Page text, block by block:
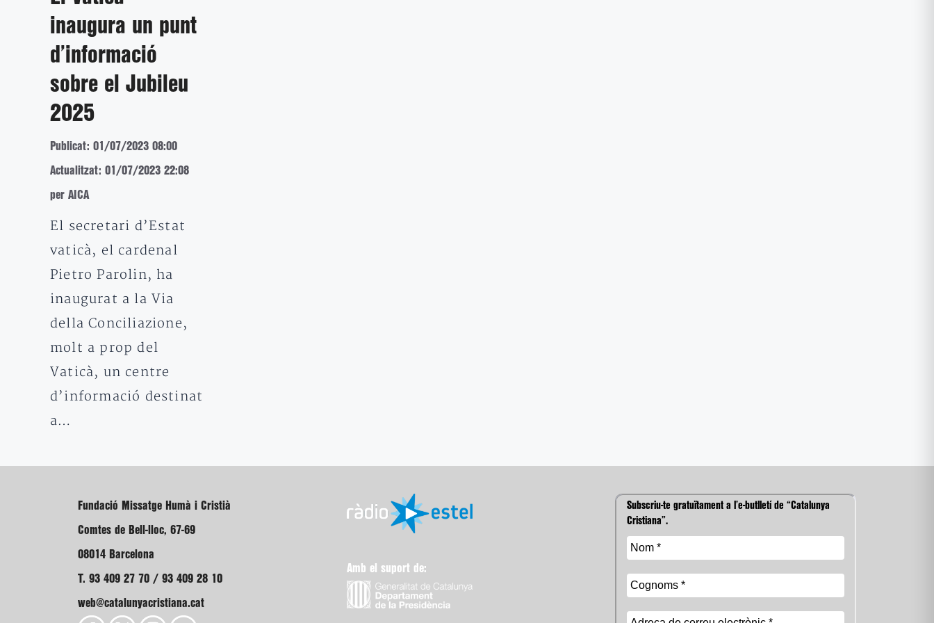
inaugura un punt
d’informació
sobre el Jubileu
2025
Publicat: 01/07/2023 08:00
Actualitzat: 01/07/2023 22:08
per AICA
El secretari d’Estat
vaticà, el cardenal
Pietro Parolin, ha
inaugurat a la Via
della Conciliazione,
molt a prop del
Vaticà, un centre
d’informació destinat
a…
Fundació Missatge Humà i Cristià
Comtes de Bell-lloc, 67-69
08014 Barcelona
T. 93 409 27 70 / 93 409 28 10
web@catalunyacristiana.cat
Amb el suport de:
Subscriu-te gratuïtament a l’e-butlletí de “Catalunya
Cristiana”.